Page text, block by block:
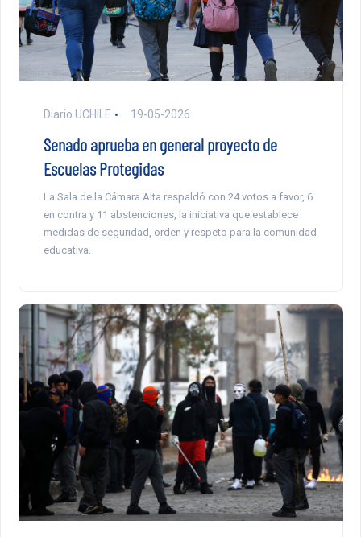
Diario UCHILE 19-05-2026
Senado aprueba en general proyecto de
Escuelas Protegidas
La Sala de la Cámara Alta respaldó con 24 votos a favor, 6
en contra y 11 abstenciones, la iniciativa que establece
medidas de seguridad, orden y respeto para la comunidad
educativa.